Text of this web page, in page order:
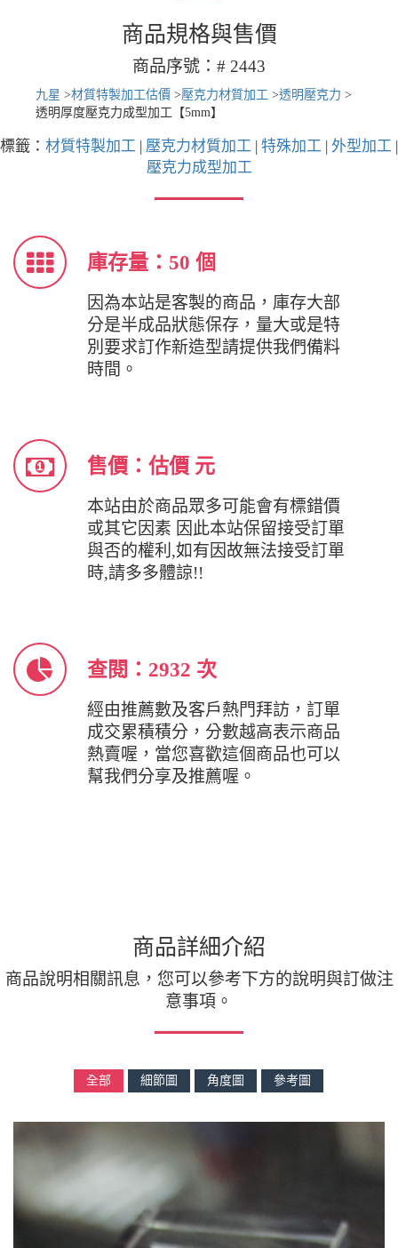
商品規格與售價
商品序號：# 2443
九星 >材質特製加工估價 >壓克力材質加工 >透明壓克力 >
透明厚度壓克力成型加工【5mm】
標籤： 材質特製加工 | 壓克力材質加工 | 特殊加工 | 外型加工 |
壓克力成型加工
庫存量：50 個
因為本站是客製的商品，庫存大部
分是半成品狀態保存，量大或是特
別要求訂作新造型請提供我們備料
時間。
售價：估價 元
本站由於商品眾多可能會有標錯價
或其它因素 因此本站保留接受訂單
與否的權利,如有因故無法接受訂單
時,請多多體諒!!
查閱：2932 次
經由推薦數及客戶熱門拜訪，訂單
成交累積積分，分數越高表示商品
熱賣喔，當您喜歡這個商品也可以
幫我們分享及推薦喔。
商品詳細介紹
商品說明相關訊息，您可以參考下方的說明與訂做注
意事項。
全部 細節圖 角度圖 參考圖